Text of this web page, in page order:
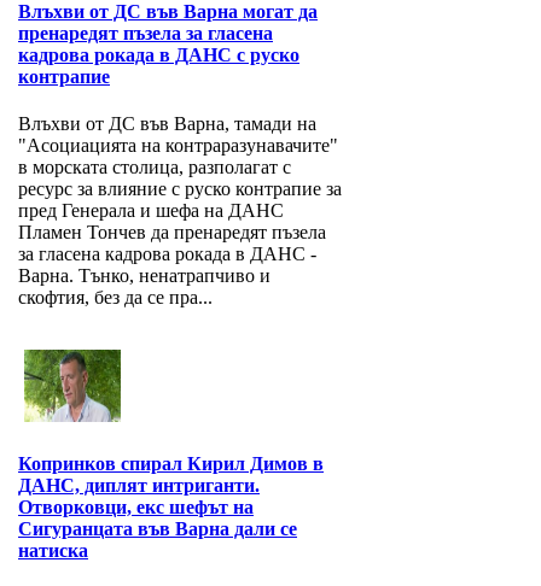
Влъхви от ДС във Варна могат да
пренаредят пъзела за гласена
кадрова рокада в ДАНС с руско
контрапие
Влъхви от ДС във Варна, тамади на
"Асоциацията на контраразунавачите"
в морската столица, разполагат с
ресурс за влияние с руско контрапие за
пред Генерала и шефа на ДАНС
Пламен Тончев да пренаредят пъзела
за гласена кадрова рокада в ДАНС -
Варна. Тънко, ненатрапчиво и
скофтия, без да се пра...
Копринков спирал Кирил Димов в
ДАНС, диплят интриганти.
Отворковци, екс шефът на
Сигуранцата във Варна дали се
натиска